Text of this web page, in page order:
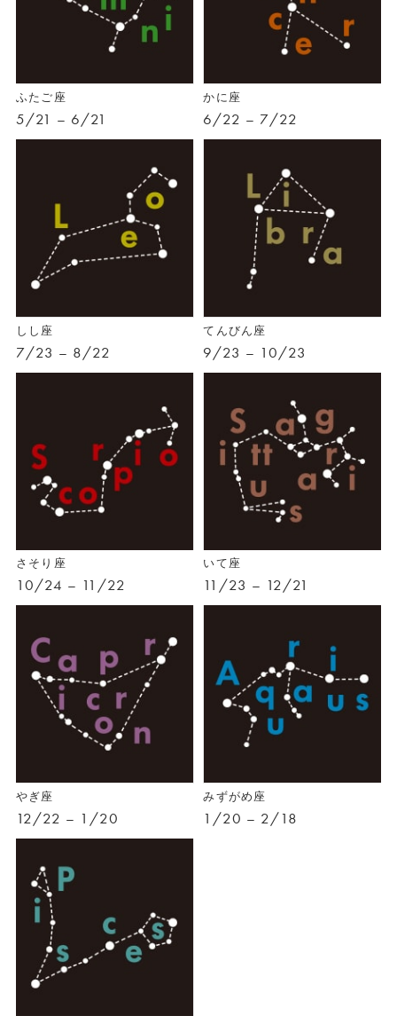
ふたご座
5/21 – 6/21
かに座
6/22 – 7/22
しし座
7/23 – 8/22
てんびん座
9/23 – 10/23
さそり座
10/24 – 11/22
いて座
11/23 – 12/21
やぎ座
12/22 – 1/20
みずがめ座
1/20 – 2/18